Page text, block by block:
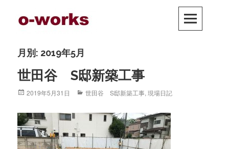
月別: 2019年5月
世田谷 S邸新築工事
Posted
2019年5月31日 Categories
世田谷 S邸新築工事,現場日記